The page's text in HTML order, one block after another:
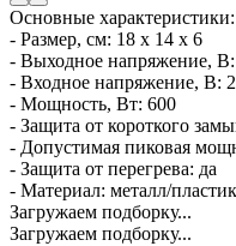
Основные характеристики:
- Размер, см: 18 х 14 х 6
- Выходное напряжение,
- Входное напряжение, В:
- Мощность, Вт: 600
- Защита от короткого
- Допустимая пиковая
- Защита от перегрева: да
- Материал: металл/пластик
Загружаем подборку...
Загружаем подборку...